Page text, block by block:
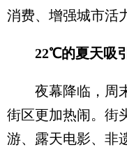
消费、增强城市活
22℃的夏天吸
夜幕降临，周末
街区更加热闹。街
游、露天电影、非